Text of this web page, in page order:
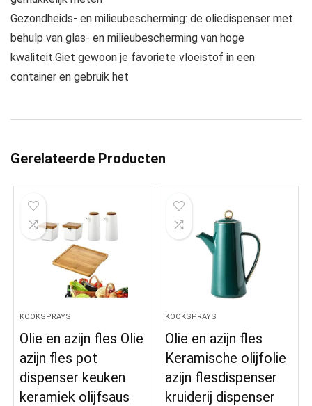
Gezondheids- en milieubescherming: de oliedispenser met
behulp van glas- en milieubescherming van hoge
kwaliteit.Giet gewoon je favoriete vloeistof in een
container en gebruik het
Gerelateerde Producten
KOOKSPRAYS
Olie en azijn fles Olie
azijn fles pot
dispenser keuken
keramiek olijfsaus
KOOKSPRAYS
Olie en azijn fles
Keramische olijfolie
azijn flesdispenser
kruiderij dispenser